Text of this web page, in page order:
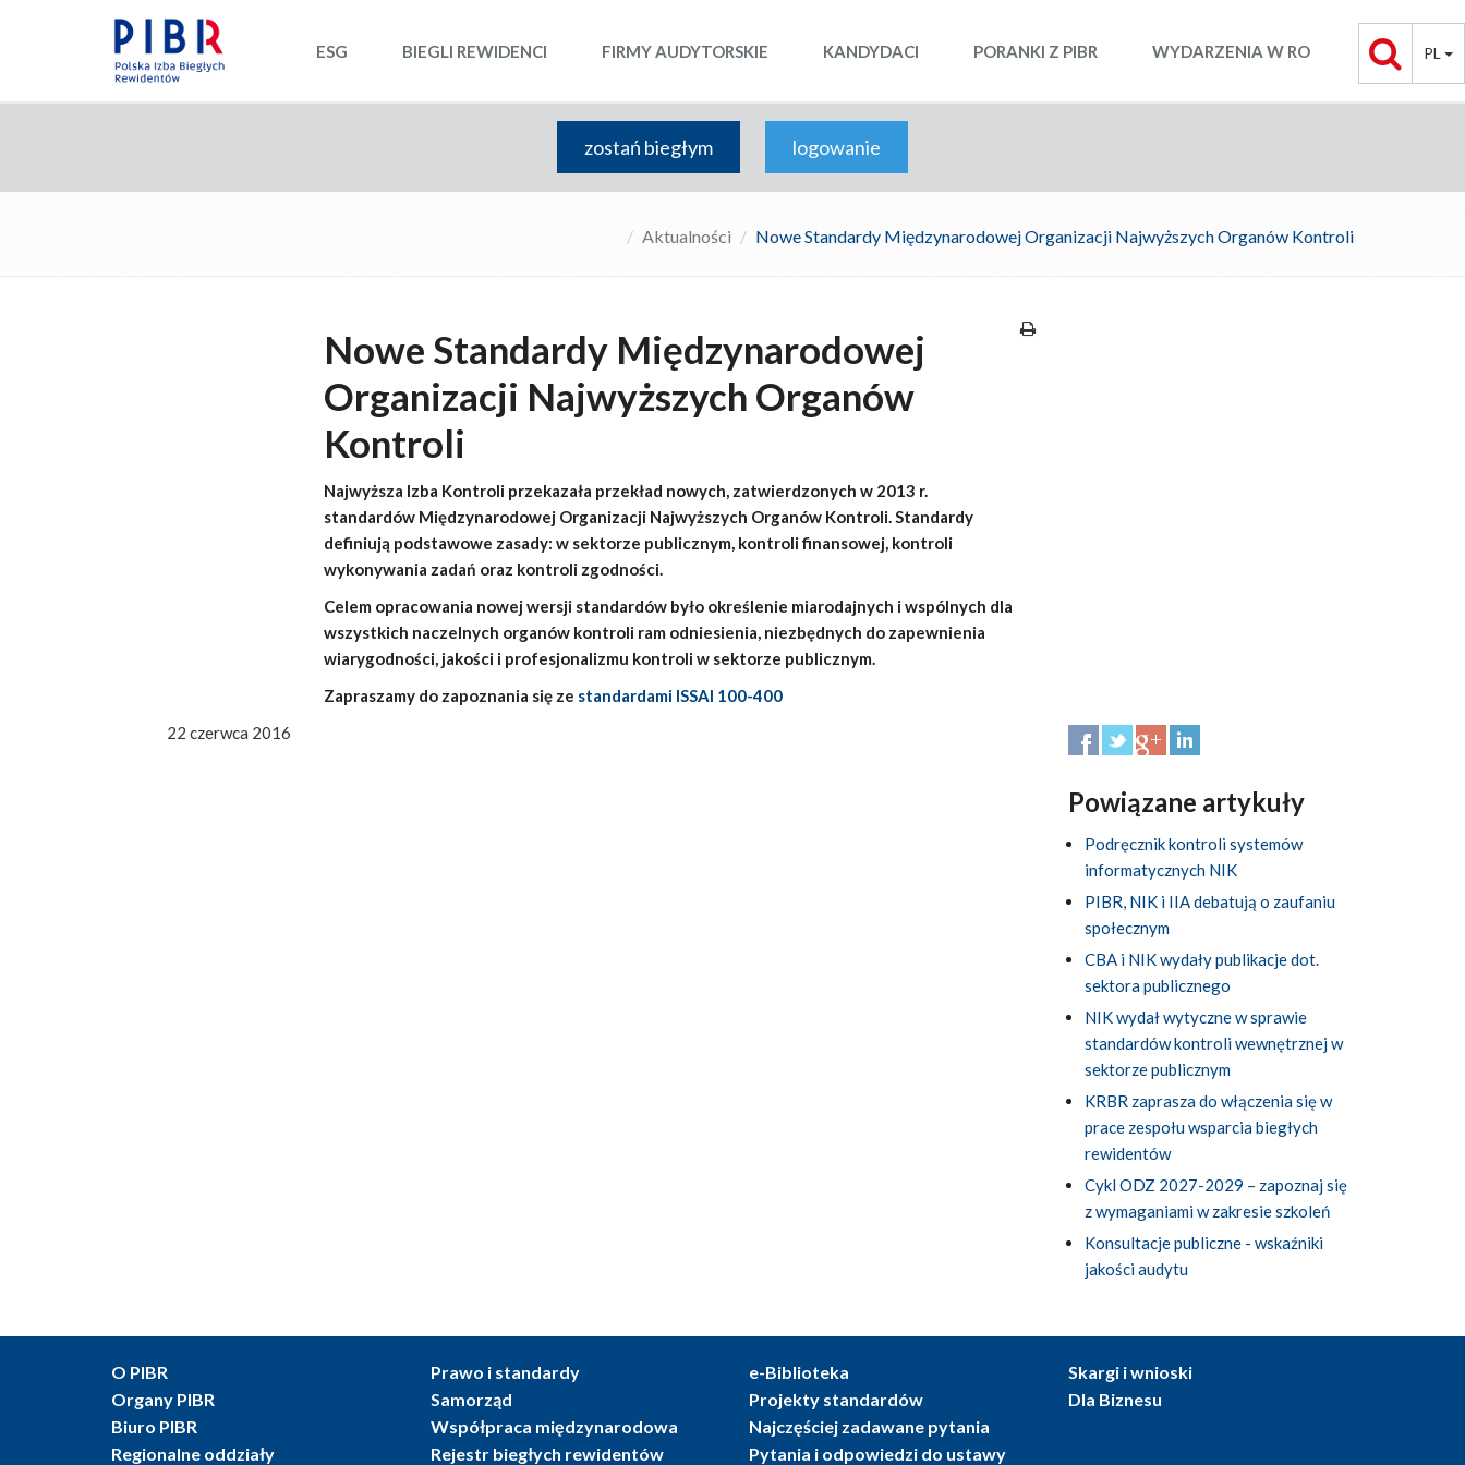
PL
ESG BIEGLI REWIDENCI FIRMY AUDYTORSKIE KANDYDACI PORANKI Z PIBR WYDARZENIA W RO
zostań biegłym logowanie
Aktualności Nowe Standardy Międzynarodowej Organizacji Najwyższych Organów Kontroli
Nowe Standardy Międzynarodowej
Organizacji Najwyższych Organów
Kontroli
Najwyższa Izba Kontroli przekazała przekład nowych, zatwierdzonych w 2013 r.
standardów Międzynarodowej Organizacji Najwyższych Organów Kontroli. Standardy
definiują podstawowe zasady: w sektorze publicznym, kontroli finansowej, kontroli
wykonywania zadań oraz kontroli zgodności.
Celem opracowania nowej wersji standardów było określenie miarodajnych i wspólnych dla
wszystkich naczelnych organów kontroli ram odniesienia, niezbędnych do zapewnienia
wiarygodności, jakości i profesjonalizmu kontroli w sektorze publicznym.
Zapraszamy do zapoznania się ze standardami ISSAI 100-400
22 czerwca 2016
Powiązane artykuły
Podręcznik kontroli systemów
informatycznych NIK
PIBR, NIK i IIA debatują o zaufaniu
społecznym
CBA i NIK wydały publikacje dot.
sektora publicznego
NIK wydał wytyczne w sprawie
standardów kontroli wewnętrznej w
sektorze publicznym
KRBR zaprasza do włączenia się w
prace zespołu wsparcia biegłych
rewidentów
Cykl ODZ 2027-2029 – zapoznaj się
z wymaganiami w zakresie szkoleń
Konsultacje publiczne - wskaźniki
jakości audytu
O PIBR
Organy PIBR
Biuro PIBR
Regionalne oddziały
Prawo i standardy
Samorząd
Współpraca międzynarodowa
Rejestr biegłych rewidentów
e-Biblioteka
Projekty standardów
Najczęściej zadawane pytania
Pytania i odpowiedzi do ustawy
Skargi i wnioski
Dla Biznesu